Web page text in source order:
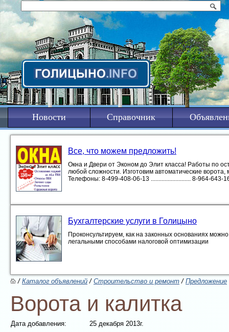
Новости Справочник
Все, что можем предложить!
Окна и Двери от Эконом до Элит класса! Работы по
любой сложности. Изготовим автоматические ворота,
Телефоны: 8-499-408-06-13 .......................... 8-964-643-
Бухгалтерские услуги в Голицыно
Проконсультируем, как на законных основаниях
легальными способами налоговой оптимизации
/Каталог объявлений/Строительство и ремонт/Предложение
Ворота и калитка
Дата добавления:
25 декабря 2013г.